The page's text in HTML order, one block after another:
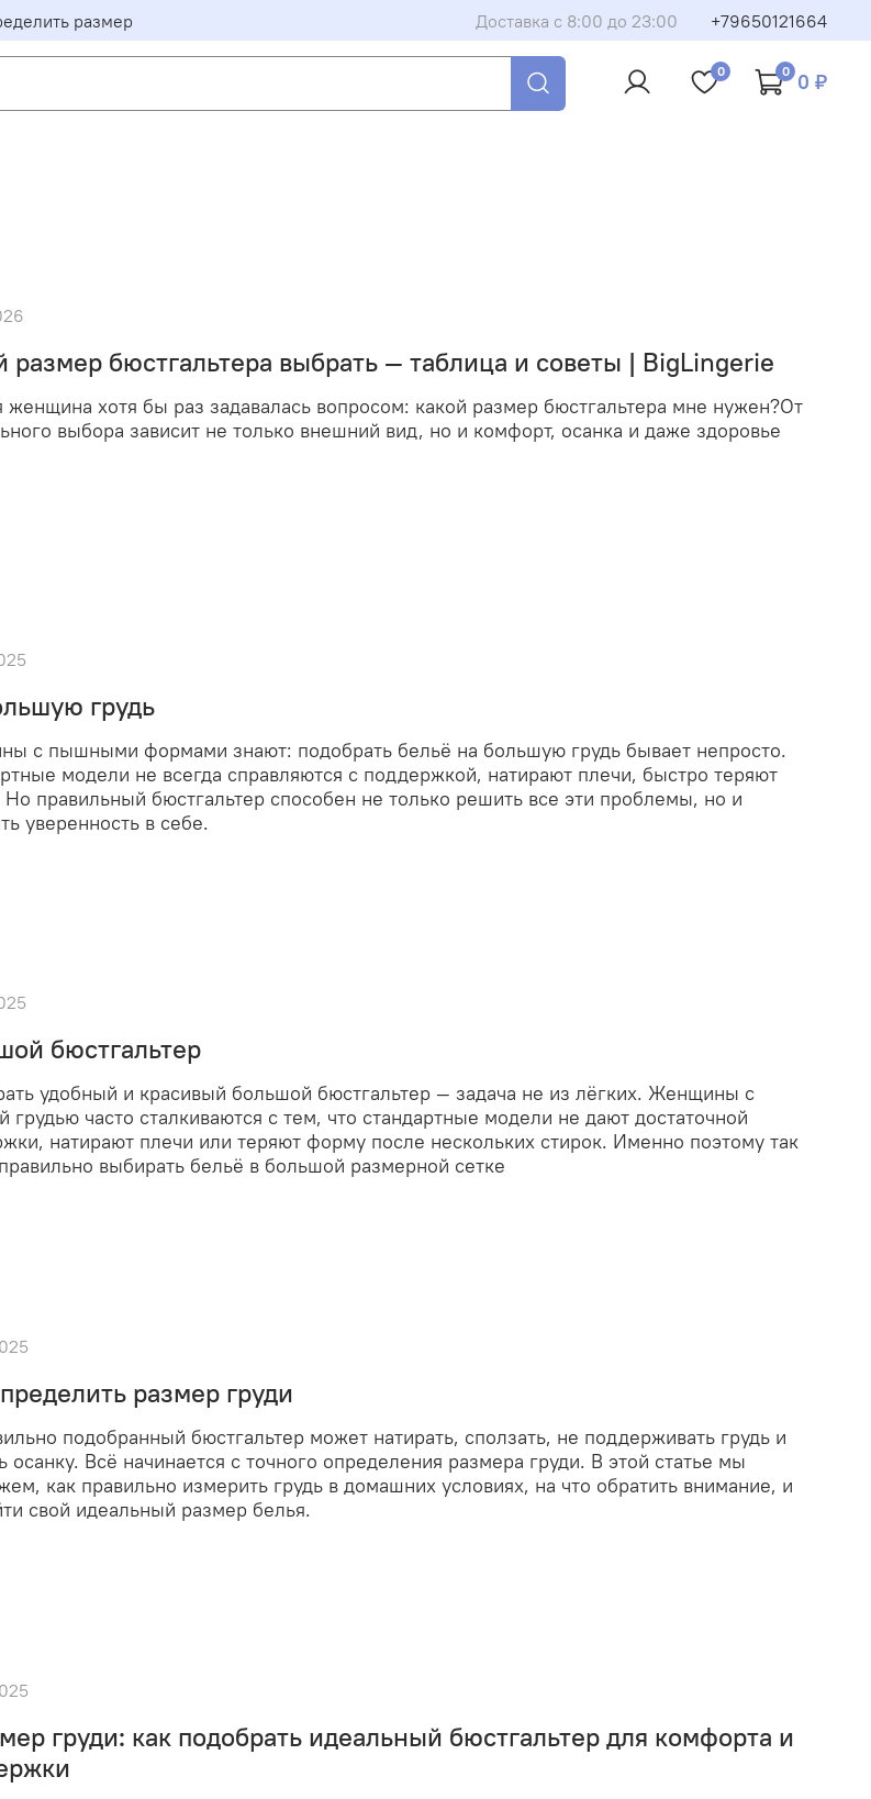
размер Доставка с 8:00 до 23:00 +79650121664
0 0 0 ₽
размер бюстгальтера выбрать — таблица и советы | BigLingerie
женщина хотя бы раз задавалась вопросом: какой размер бюстгальтера мне нужен?От
выбора зависит не только внешний вид, но и комфорт, осанка и даже здоровье
грудь
с пышными формами знают: подобрать бельё на большую грудь бывает непросто.
модели не всегда справляются с поддержкой, натирают плечи, быстро теряют
правильный бюстгальтер способен не только решить все эти проблемы, но и
уверенность в себе.
бюстгальтер
удобный и красивый большой бюстгальтер — задача не из лёгких. Женщины с
грудью часто сталкиваются с тем, что стандартные модели не дают достаточной
натирают плечи или теряют форму после нескольких стирок. Именно поэтому так
выбирать бельё в большой размерной сетке
размер груди
подобранный бюстгальтер может натирать, сползать, не поддерживать грудь и
осанку. Всё начинается с точного определения размера груди. В этой статье мы
как правильно измерить грудь в домашних условиях, на что обратить внимание, и
свой идеальный размер белья.
груди: как подобрать идеальный бюстгальтер для комфорта и